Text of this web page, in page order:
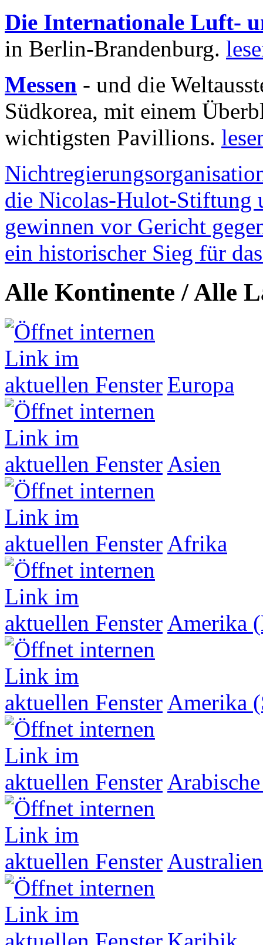
Die Internationale Luft-
in Berlin-Brandenburg.
Messen - und die
Südkorea, mit einem
wichtigsten Pavillions.
die Nicolas-Hulot-Stiftung
gewinnen vor Gericht
ein historischer Sieg für
Alle Kontinente / Alle
Europa
Asien
Afrika
Amerika
Amerika
Australien